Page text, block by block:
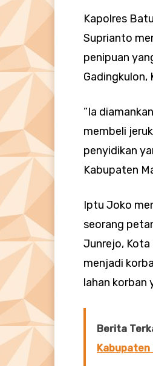
Kapolres
Suprianto
penipuan
Gadingkulon,
”Ia
membeli
penyidikan
Kabupaten
Iptu Joko
seorang
Junrejo, Kota
menjadi
lahan korban
Berita
Kabupaten